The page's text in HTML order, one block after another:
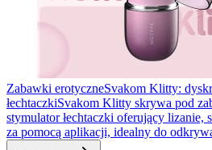
Zabawki erotyczneSvakom Klitty:
łechtaczkiSvakom Klitty skrywa pod
stymulator łechtaczki oferujący lizanie,
za pomocą aplikacji, idealny do